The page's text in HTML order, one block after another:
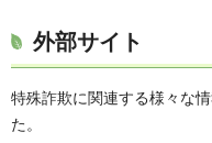
外部サイト
特殊詐欺に関連する様々な
た。